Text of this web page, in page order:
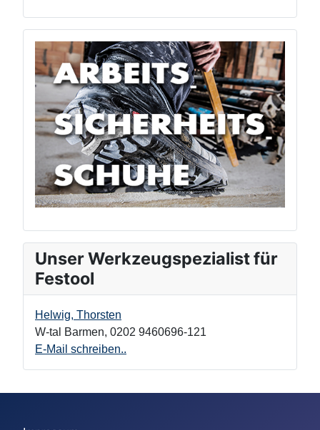
Unser Werkzeugspezialist für
Festool
Helwig, Thorsten
W-tal Barmen, 0202 9460696-121
E-Mail schreiben..